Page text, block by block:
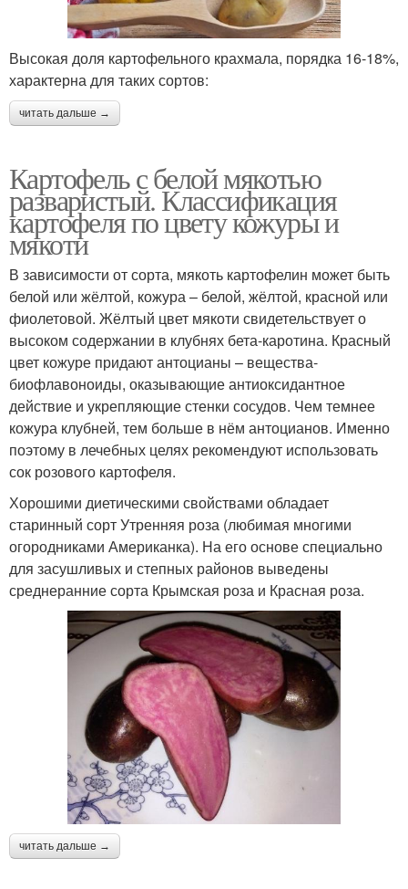
Высокая доля картофельного крахмала, порядка 16-18%,
характерна для таких сортов:
читать дальше →
Картофель с белой мякотью
разваристый. Классификация
картофеля по цвету кожуры и
мякоти
В зависимости от сорта, мякоть картофелин может быть
белой или жёлтой, кожура – белой, жёлтой, красной или
фиолетовой. Жёлтый цвет мякоти свидетельствует о
высоком содержании в клубнях бета-каротина. Красный
цвет кожуре придают антоцианы – вещества-
биофлавоноиды, оказывающие антиоксидантное
действие и укрепляющие стенки сосудов. Чем темнее
кожура клубней, тем больше в нём антоцианов. Именно
поэтому в лечебных целях рекомендуют использовать
сок розового картофеля.
Хорошими диетическими свойствами обладает
старинный сорт Утренняя роза (любимая многими
огородниками Американка). На его основе специально
для засушливых и степных районов выведены
среднеранние сорта Крымская роза и Красная роза.
читать дальше →